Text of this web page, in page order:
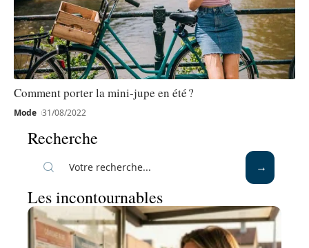
Comment porter la mini-jupe en été ?
Mode 31/08/2022
Recherche
Les incontournables